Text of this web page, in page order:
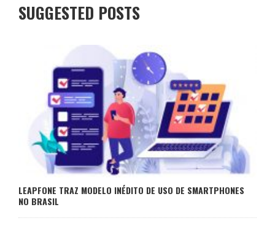
SUGGESTED POSTS
LEAPFONE TRAZ MODELO INÉDITO DE USO DE SMARTPHONES
NO BRASIL